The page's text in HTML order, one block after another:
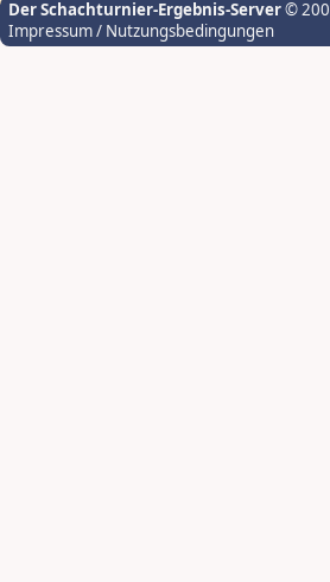
Der Schachturnier-Ergebnis-Server©
Impressum / Nutzungsbedingungen